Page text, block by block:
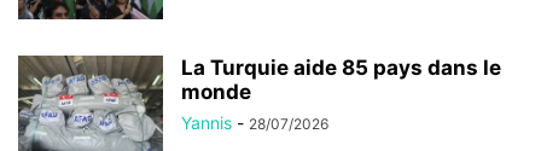
La Turquie aide 85 pays dans le
monde
Yannis - 28/07/2026